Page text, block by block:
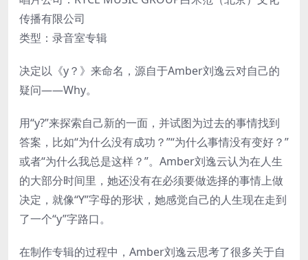
传播有限公司
类型：录音室专辑
决定以《y？》来命名，源自于Amber刘逸云对自己的
疑问——Why。
用“y?”来探索自己新的一面，并试图为过去的事情找到
答案，比如“为什么没有成功？”“为什么事情没有变好？”
或者“为什么我总是这样？”。Amber刘逸云认为在人生
的大部分时间里，她还没有在必须要做选择的事情上做
决定，就像“Y”字母的形状，她感觉自己的人生现在走到
了一个“y”字路口。
在制作专辑的过程中，Amber刘逸云思考了很多关于自